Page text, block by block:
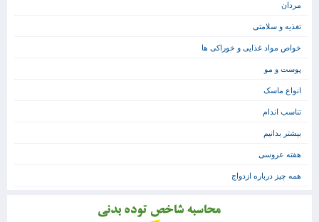
مردان
تغذیه و سلامتی
خواص مواد غذایی و خوراکی ها
پوست و مو
انواع ماسک
تناسب اندام
بیشتر بدانیم
هفته عروسی
همه چیز درباره ازدواج